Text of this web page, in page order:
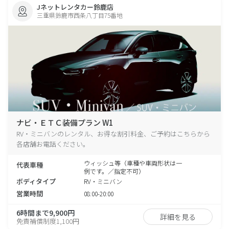
Jネットレンタカー鈴鹿店
三重県鈴鹿市西条八丁目75番地
ナビ・ＥＴＣ装備プラン W1
RV・ミニバンのレンタル、お得な割引料金、ご予約はこちらから
各店舗お電話ください。
代表車種
ウィッシュ等（車種や車両形状は一
例です。／指定不可）
ボディタイプ RV・ミニバン
営業時間 08:00-20:00
6時間まで9,900円
免責補償制度1,100円 詳細を見る